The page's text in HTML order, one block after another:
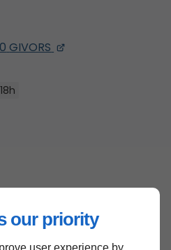
our priority
user experience by
GIVORS